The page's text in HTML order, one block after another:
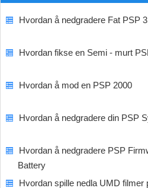
Hvordan å nedgradere Fat PSP
Hvordan fikse en Semi - murt
Hvordan å mod en PSP 2000
Hvordan å nedgradere din PSP
Hvordan å nedgradere PSP
Battery
Hvordan spille nedla UMD filmer